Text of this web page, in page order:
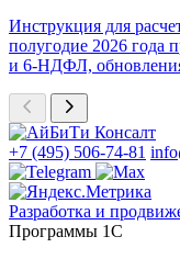
Инструкция для
полугодие 2026
и 6-НДФЛ,
+7 (495) 506-74-81
Разработка и
Программы 1С